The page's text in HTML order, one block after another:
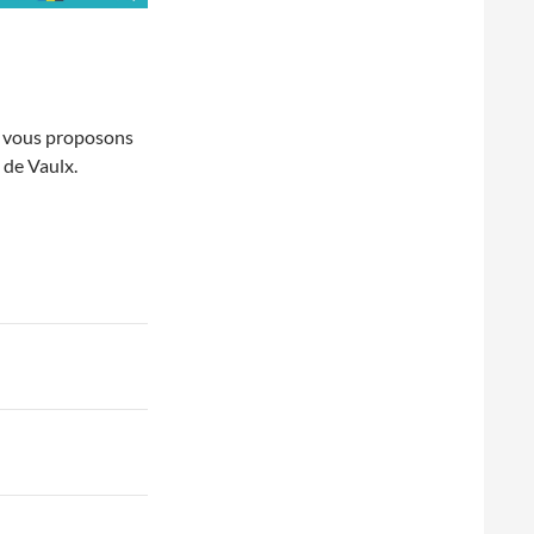
proposons
Vaulx.